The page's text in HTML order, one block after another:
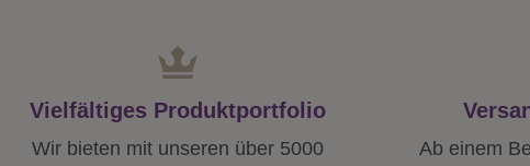
Vielfältiges Produktportfolio
Wir bieten mit unseren über 5000
Ab einem